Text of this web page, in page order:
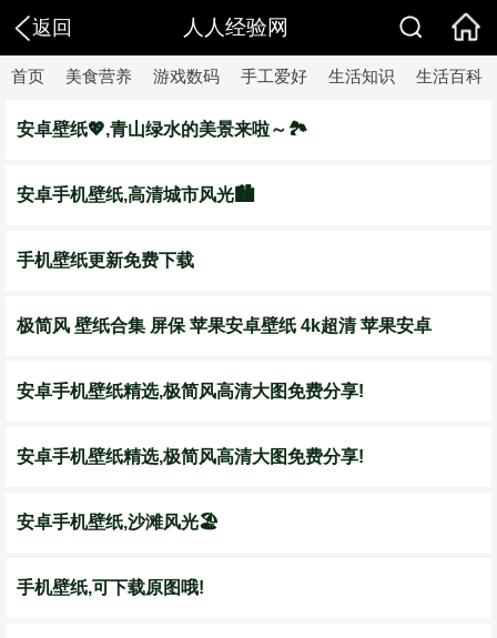
返回 人人经验网
首页 美食营养 游戏数码 手工爱好 生活知识 生活百科
安卓壁纸💖,青山绿水的美景来啦～🏞️
安卓手机壁纸,高清城市风光🏙️
手机壁纸更新免费下载
极简风 壁纸合集 屏保 苹果安卓壁纸 4k超清 苹果安卓
安卓手机壁纸精选,极简风高清大图免费分享!
安卓手机壁纸精选,极简风高清大图免费分享!
安卓手机壁纸,沙滩风光🏖️
手机壁纸,可下载原图哦!